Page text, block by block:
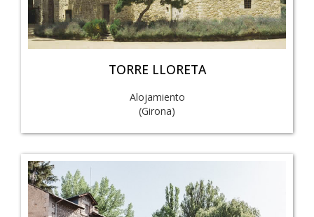
TORRE LLORETA
Alojamiento
(Girona)